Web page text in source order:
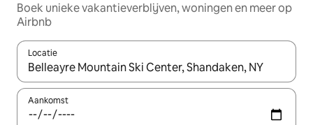
Boek unieke vakantieverblijven, woningen en meer op
Airbnb
Locatie
Wanneer er suggesties beschikbaar zijn, maak je een keuze
Aankomst